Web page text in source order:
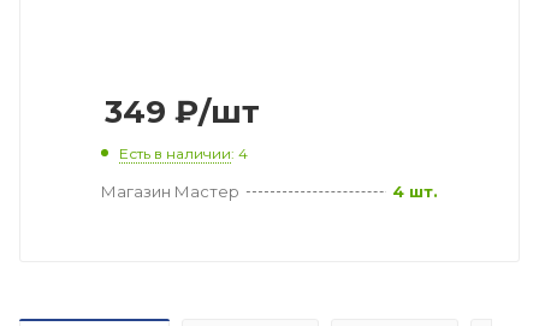
349 ₽/шт
Есть в наличии: 4
Магазин Мастер 4 шт.